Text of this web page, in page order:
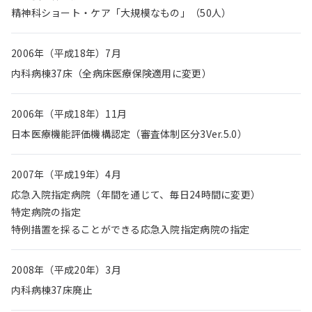
精神科ショート・ケア「大規模なもの」（50人）
2006年（平成18年）7月
内科病棟37床（全病床医療保険適用に変更）
2006年（平成18年）11月
日本医療機能評価機構認定（審査体制区分3Ver.5.0）
2007年（平成19年）4月
応急入院指定病院（年間を通じて、毎日24時間に変更）
特定病院の指定
特例措置を採ることができる応急入院指定病院の指定
2008年（平成20年）3月
内科病棟37床廃止